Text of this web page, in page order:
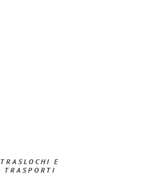
TRASLOCHI E
TRASPORTI​